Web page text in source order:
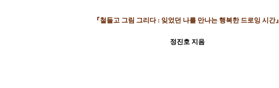
『철들고 그림 그리다 : 잊었던 나를 만나는 행복한 드로잉 시간』
정진호 지음